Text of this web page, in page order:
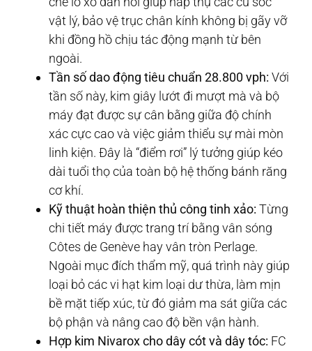
vật lý, bảo vệ trục chân kính không bị gãy vỡ
khi đồng hồ chịu tác động mạnh từ bên
ngoài.
Tần số dao động tiêu chuẩn 28.800 vph: Với
tần số này, kim giây lướt đi mượt mà và bộ
máy đạt được sự cân bằng giữa độ chính
xác cực cao và việc giảm thiểu sự mài mòn
linh kiện. Đây là “điểm rơi” lý tưởng giúp kéo
dài tuổi thọ của toàn bộ hệ thống bánh răng
cơ khí.
Kỹ thuật hoàn thiện thủ công tinh xảo: Từng
chi tiết máy được trang trí bằng vân sóng
Côtes de Genève hay vân tròn Perlage.
Ngoài mục đích thẩm mỹ, quá trình này giúp
loại bỏ các vi hạt kim loại dư thừa, làm mịn
bề mặt tiếp xúc, từ đó giảm ma sát giữa các
bộ phận và nâng cao độ bền vận hành.
Hợp kim Nivarox cho dây cót và dây tóc: FC